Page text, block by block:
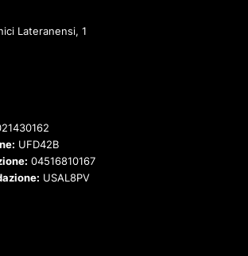
Lateranensi, 1
UFD42B
04516810167
USAL8PV